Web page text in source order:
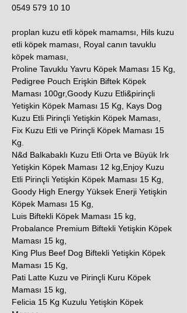
0549 579 10 10
proplan kuzu etli köpek mamamsı, Hils kuzu
etli köpek maması, Royal canın tavuklu
köpek maması,
Proline Tavuklu Yavru Köpek Maması 15 Kg,
Pedigree Pouch Erişkin Biftek Köpek
Maması 100gr,Goody Kuzu Etli&pirinçli
Yetişkin Köpek Maması 15 Kg, Kays Dog
Kuzu Etli Pirinçli Yetişkin Köpek Maması,
Fix Kuzu Etli ve Pirinçli Köpek Maması 15
Kg.
N&d Balkabaklı Kuzu Etli Orta ve Büyük Irk
Yetişkin Köpek Maması 12 kg,Enjoy Kuzu
Etli Pirinçli Yetişkin Köpek Maması 15 Kg,
Goody High Energy Yüksek Enerji Yetişkin
Köpek Maması 15 Kg,
Luis Biftekli Köpek Maması 15 kg,
Probalance Premium Biftekli Yetişkin Köpek
Maması 15 kg,
King Plus Beef Dog Biftekli Yetişkin Köpek
Maması 15 Kg,
Pati Latte Kuzu ve Pirinçli Kuru Köpek
Maması 15 kg,
Felicia 15 Kg Kuzulu Yetişkin Köpek